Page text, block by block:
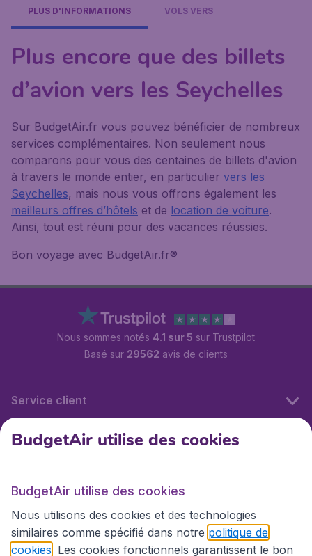
PLUS D'INFORMATIONS VOLS VERS
Plus encore que des billets
d’avion vers les Seychelles
Sur BudgetAir.fr vous pouvez bénéficier de nombreux
services complémentaires. Non seulement nous
comparons pour vous des centaines de billets d'avion
à travers le monde entier, en particulier vers les
Seychelles, mais nous vous offrons également les
meilleurs offres d’hôtels et de location de voiture.
Ainsi, tout est réuni pour des vacances réussies.
Bon voyage avec BudgetAir.fr®
Nous sommes notés 4.1 sur 5 sur Trustpilot
Basé sur 29562 avis de clients
Service client
BudgetAir.fr
Sites internationaux
BudgetAir utilise des cookies
BudgetAir utilise des cookies
Nous utilisons des cookies et des technologies
similaires comme spécifié dans notre politique de
cookies . Les cookies fonctionnels garantissent le bon